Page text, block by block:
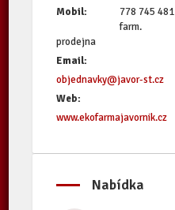
Mobil:
778 745 481
farm.
prodejna
Email:
objednavky@javor-st.cz
Web:
www.ekofarmajavornik.cz
Nabídka